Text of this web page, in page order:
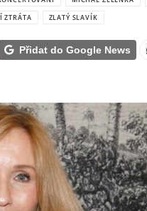
ZTRÁTA ZLATÝ SLAVÍK
Přidat do Google News